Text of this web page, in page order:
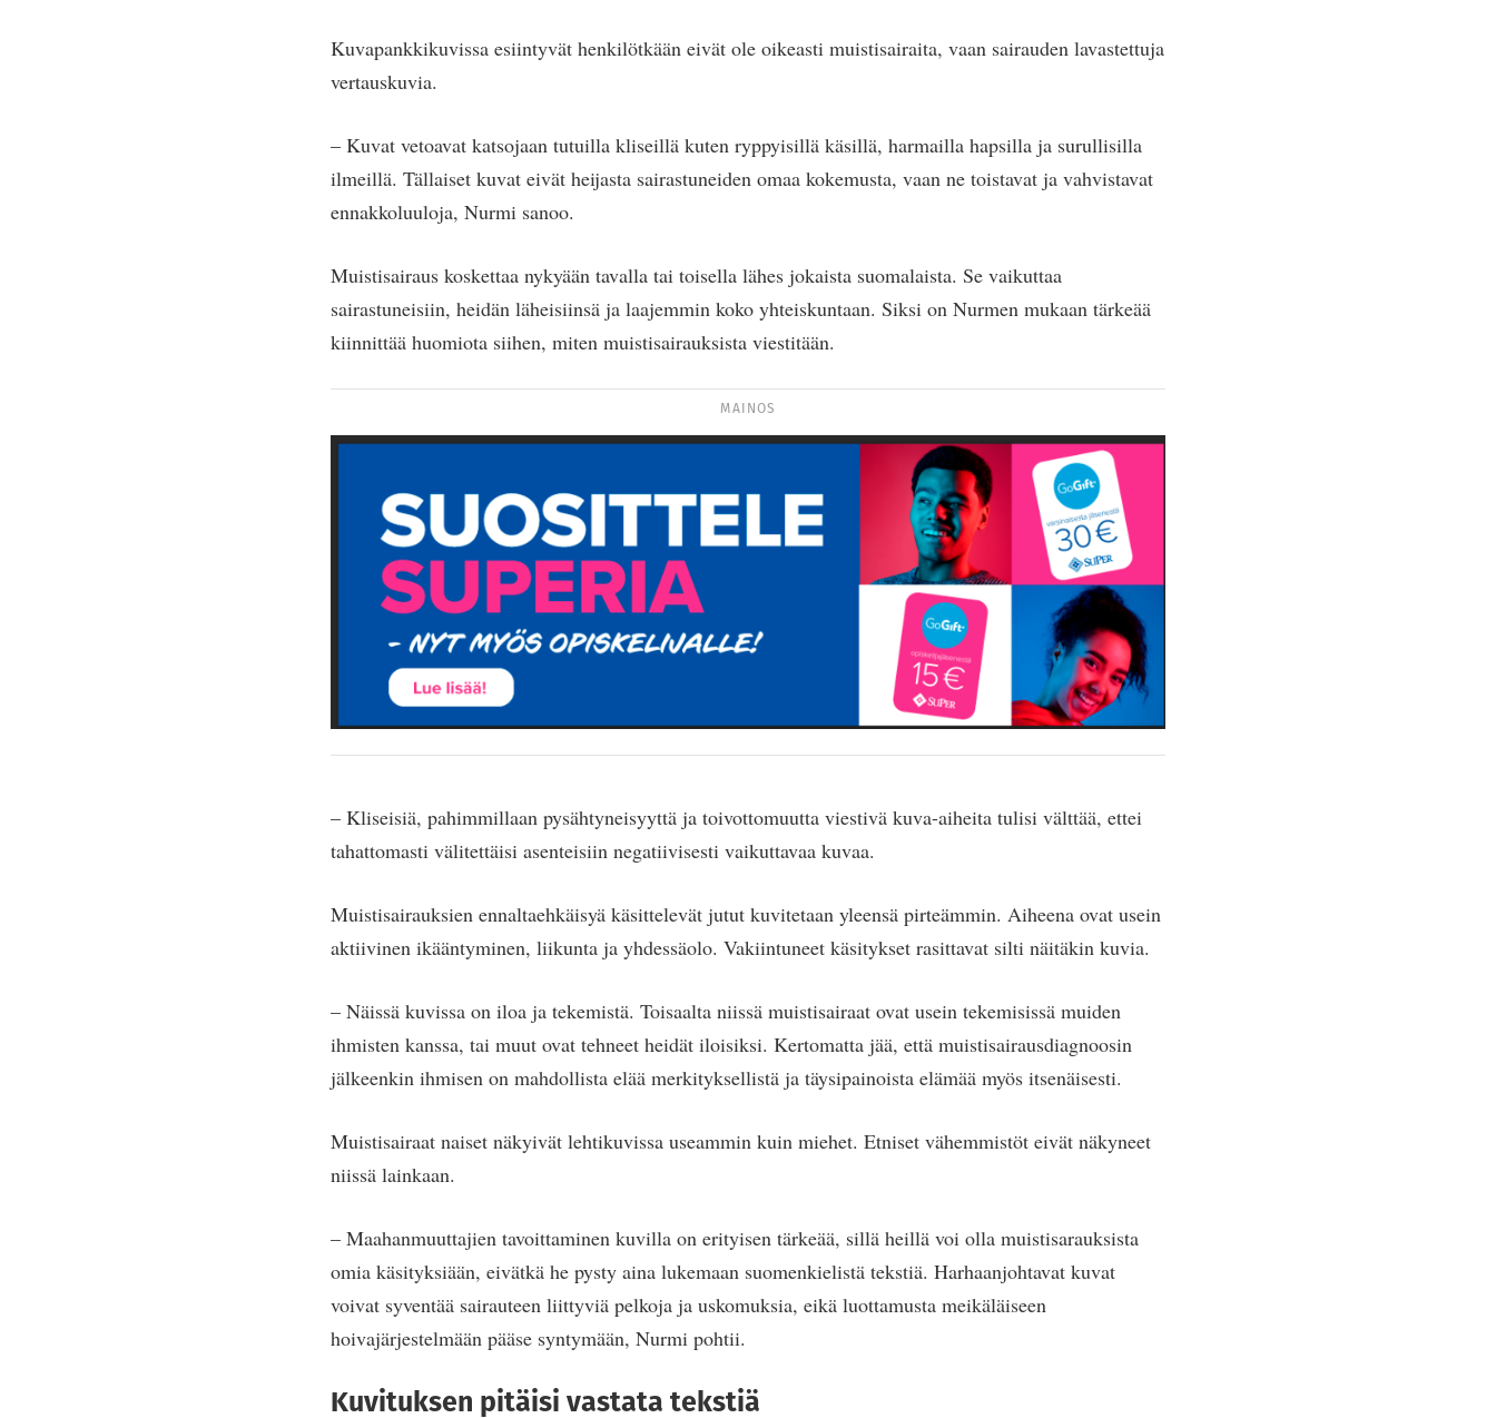
Kuvapankkikuvissa esiintyvät henkilötkään eivät ole oikeasti muistisairaita, vaan sairauden lavastettuja
vertauskuvia.
– Kuvat vetoavat katsojaan tutuilla kliseillä kuten ryppyisillä käsillä, harmailla hapsilla ja surullisilla
ilmeillä. Tällaiset kuvat eivät heijasta sairastuneiden omaa kokemusta, vaan ne toistavat ja vahvistavat
ennakkoluuloja, Nurmi sanoo.
Muistisairaus koskettaa nykyään tavalla tai toisella lähes jokaista suomalaista. Se vaikuttaa
sairastuneisiin, heidän läheisiinsä ja laajemmin koko yhteiskuntaan. Siksi on Nurmen mukaan tärkeää
kiinnittää huomiota siihen, miten muistisairauksista viestitään.
MAINOS
– Kliseisiä, pahimmillaan pysähtyneisyyttä ja toivottomuutta viestivä kuva-aiheita tulisi välttää, ettei
tahattomasti välitettäisi asenteisiin negatiivisesti vaikuttavaa kuvaa.
Muistisairauksien ennaltaehkäisyä käsittelevät jutut kuvitetaan yleensä pirteämmin. Aiheena ovat usein
aktiivinen ikääntyminen, liikunta ja yhdessäolo. Vakiintuneet käsitykset rasittavat silti näitäkin kuvia.
– Näissä kuvissa on iloa ja tekemistä. Toisaalta niissä muistisairaat ovat usein tekemisissä muiden
ihmisten kanssa, tai muut ovat tehneet heidät iloisiksi. Kertomatta jää, että muistisairausdiagnoosin
jälkeenkin ihmisen on mahdollista elää merkityksellistä ja täysipainoista elämää myös itsenäisesti.
Muistisairaat naiset näkyivät lehtikuvissa useammin kuin miehet. Etniset vähemmistöt eivät näkyneet
niissä lainkaan.
– Maahanmuuttajien tavoittaminen kuvilla on erityisen tärkeää, sillä heillä voi olla muistisarauksista
omia käsityksiään, eivätkä he pysty aina lukemaan suomenkielistä tekstiä. Harhaanjohtavat kuvat
voivat syventää sairauteen liittyviä pelkoja ja uskomuksia, eikä luottamusta meikäläiseen
hoivajärjestelmään pääse syntymään, Nurmi pohtii.
Kuvituksen pitäisi vastata tekstiä